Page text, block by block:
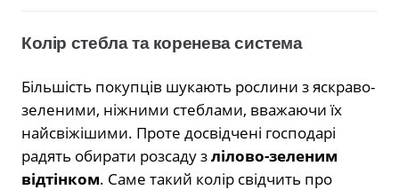
Колір стебла та коренева система
Більшість покупців шукають рослини з яскраво-
зеленими, ніжними стеблами, вважаючи їх
найсвіжішими. Проте досвідчені господарі
радять обирати розсаду злілово-зеленим
відтінком. Саме такий колір свідчить про